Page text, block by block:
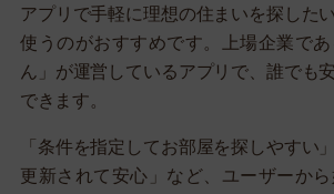
アプリで手軽に理想の住まいを探した
使うのがおすすめです。上場企業で
ん」が運営しているアプリで、誰でも
できます。
「条件を指定してお部屋を探しやすい
更新されて安心」など、ユーザーか